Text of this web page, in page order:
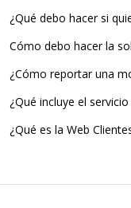
¿Qué debo hacer si
Cómo debo hacer la
¿Cómo reportar una
¿Qué incluye el
¿Qué es la Web